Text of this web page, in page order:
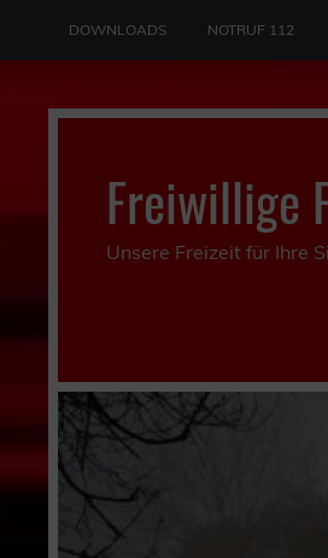
DOWNLOADS NOTRUF 112
Freiwillige
Unsere Freizeit für Ihre